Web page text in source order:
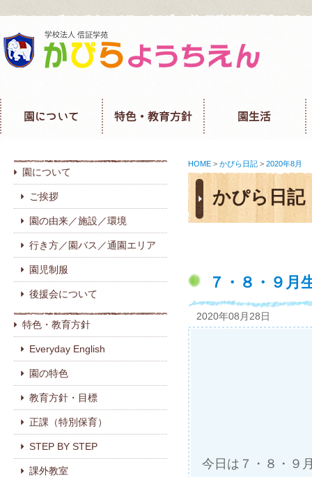
園について
ご挨拶
園の由来／施設／環境
行き方／園バス／通園エリア
園児制服
後援会について
特色・教育方針
Everyday English
園の特色
教育方針・目標
正課（特別保育）
STEP BY STEP
課外教室
HOME > かぴら日記 > 2020年8月
かぴら日記
７・８・９
2020年08月28日
今日は７・８・９